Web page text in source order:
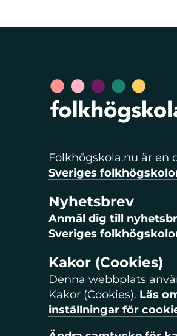
Folkhögskola.nu är en
Sveriges
Nyhetsbrev
Anmäl dig till
Sveriges
Kakor (Cookies)
Denna webbplats
Kakor (Cookies). Läs
inställningar för